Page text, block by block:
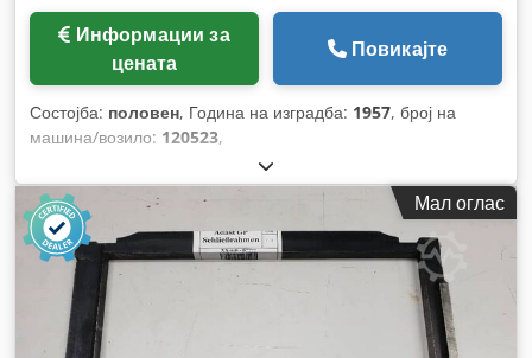
цената
Повикајте
Состојба: половен, Година на изградба: 1957, број на
машина/возило: 120523,
Мал оглас